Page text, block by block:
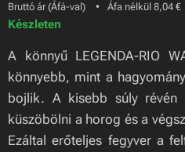
Bruttó ár (Áfá-val) Áfa nélkül 8,04 €
Készleten
A könnyű LEGENDA-RIO
könnyebb, mint a
bojlik. A kisebb súly
küszöbölni a horog és a
Ezáltal erőteljes fegyver a